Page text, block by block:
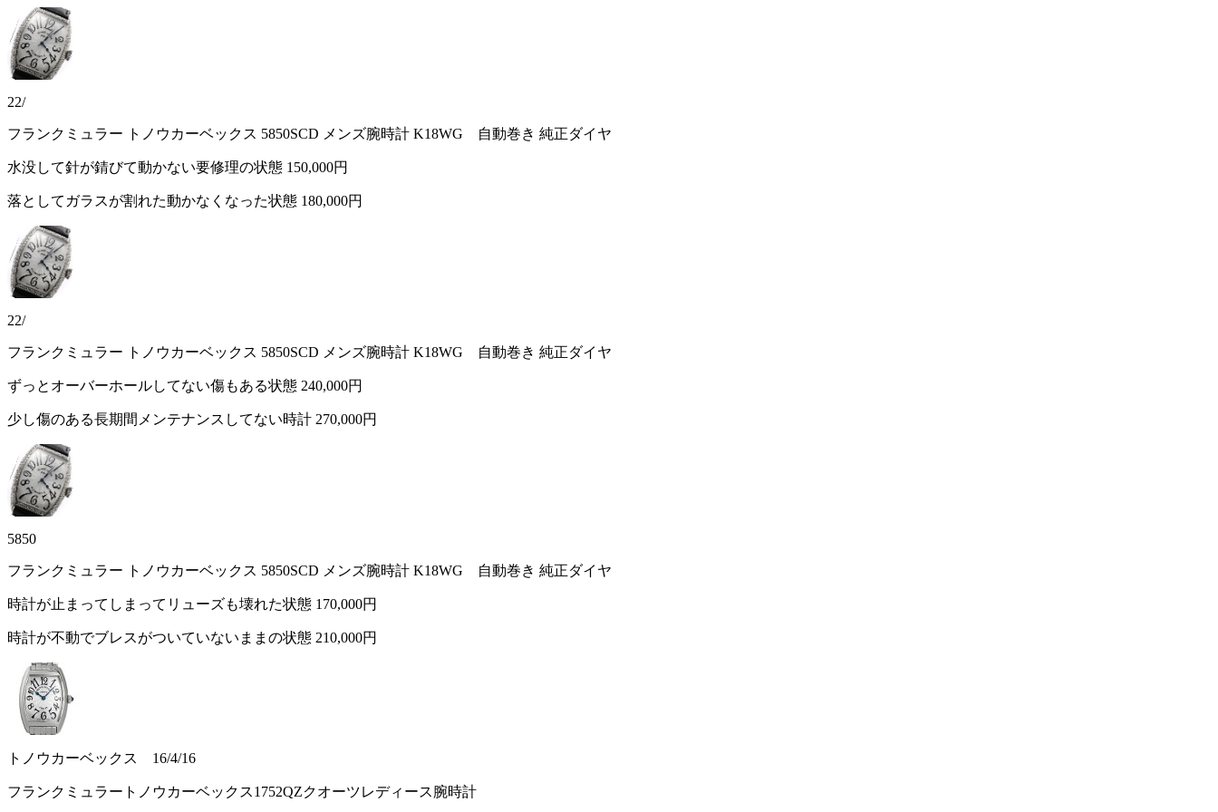
22/
フランクミュラー トノウカーベックス 5850SCD メンズ腕時計 K18WG 自動巻き 純正ダイヤ
水没して針が錆びて動かない要修理の状態 150,000円
落としてガラスが割れた動かなくなった状態 180,000円
22/
フランクミュラー トノウカーベックス 5850SCD メンズ腕時計 K18WG 自動巻き 純正ダイヤ
ずっとオーバーホールしてない傷もある状態 240,000円
少し傷のある長期間メンテナンスしてない時計 270,000円
5850
フランクミュラー トノウカーベックス 5850SCD メンズ腕時計 K18WG 自動巻き 純正ダイヤ
時計が止まってしまってリューズも壊れた状態 170,000円
時計が不動でブレスがついていないままの状態 210,000円
トノウカーベックス 16/4/16
フランクミュラートノウカーベックス1752QZクオーツレディース腕時計